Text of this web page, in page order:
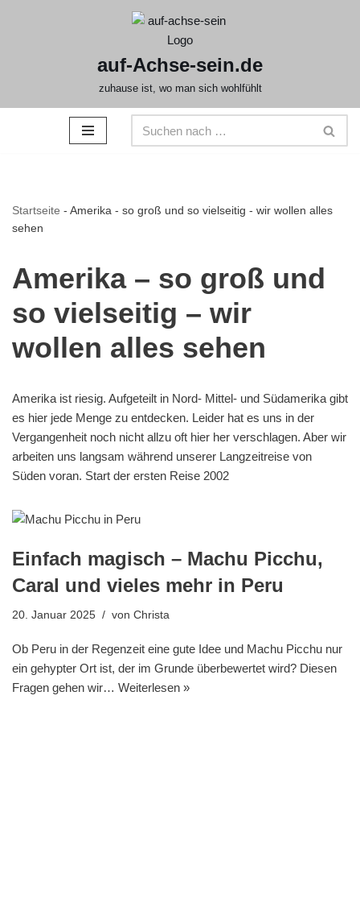
auf-Achse-sein.de
zuhause ist, wo man sich wohlfühlt
Startseite - Amerika - so groß und so vielseitig - wir wollen alles
sehen
Amerika – so groß und
so vielseitig – wir
wollen alles sehen
Amerika ist riesig. Aufgeteilt in Nord- Mittel- und Südamerika gibt
es hier jede Menge zu entdecken. Leider hat es uns in der
Vergangenheit noch nicht allzu oft hier her verschlagen. Aber wir
arbeiten uns langsam während unserer Langzeitreise von
Süden voran. Start der ersten Reise 2002
Einfach magisch – Machu Picchu,
Caral und vieles mehr in Peru
20. Januar 2025 von Christa
Ob Peru in der Regenzeit eine gute Idee und Machu Picchu nur
ein gehypter Ort ist, der im Grunde überbewertet wird? Diesen
Fragen gehen wir… Weiterlesen »